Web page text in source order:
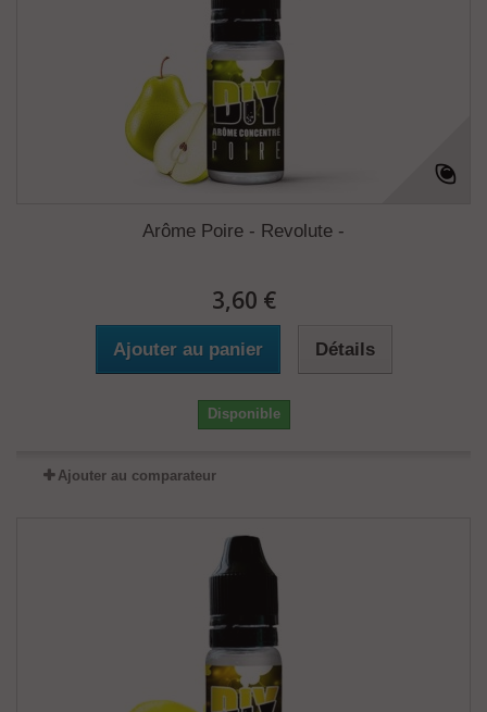
Arôme Poire - Revolute -
3,60 €
Ajouter au panier Détails
Disponible
Ajouter au comparateur